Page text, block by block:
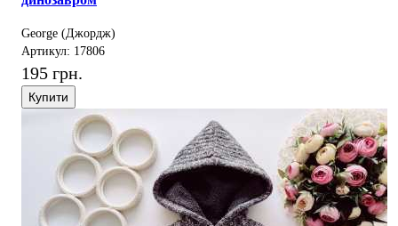
George (Джордж)
Артикул: 17806
195 грн.
Купити